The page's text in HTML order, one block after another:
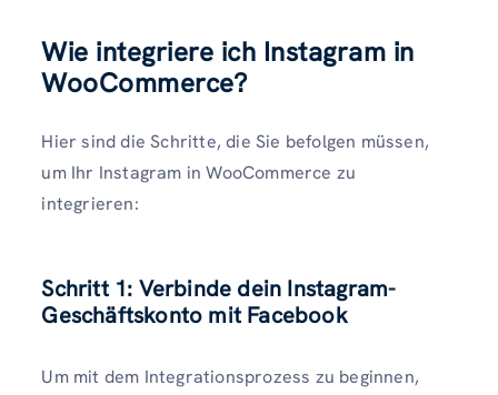
Wie integriere ich Instagram in
WooCommerce?
Hier sind die Schritte, die Sie befolgen müssen,
um Ihr Instagram in WooCommerce zu
integrieren:
Schritt 1: Verbinde dein Instagram-
Geschäftskonto mit Facebook
Um mit dem Integrationsprozess zu beginnen,